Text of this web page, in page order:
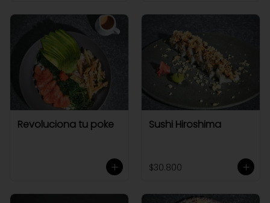
Revoluciona tu poke Sushi Hiroshima
$30.800